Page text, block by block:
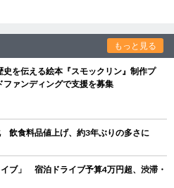
もっと見る
史を伝える絵本『スモックリン』制作プ
ァンディングで支援を募集
飲食料品値上げ、約3年ぶりの多さに
ブ」 宿泊ドライブ予算4万円超、渋滞・